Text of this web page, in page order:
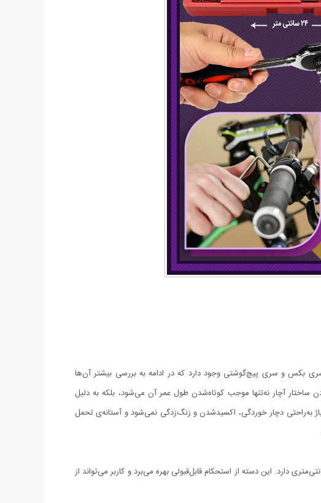
بسیار بالایی دارد و می‌توان آن را یک مجموعه‌ آچار خوش‌ساخت دانست. در این محصول 46 آچار و سری بکس و سری پیچ‌گوشتی وجود دارد که در ادامه به بررسی بیشتر آن‌ها
ساختار آچار نه‌تنها موجب کوتاه‌شدن طول عمر آن می‌شود، بلکه به دلیل
به‌راحتی دچار خوردگی، اکسیدشدن و زنگ‌زدگی نمی‌شود و آستانه‌ی تحمل
برای استفاده از سری‌های عرضه‌شده یک دسته‌ی ثابت وجود دارد. این دسته دارای درایو ¼ اینچی است که طولی 15 سانتی‌متری دارد. این دسته از استحکام قابل‌قبولی بهره می‌برد و کاربر می‌تواند از